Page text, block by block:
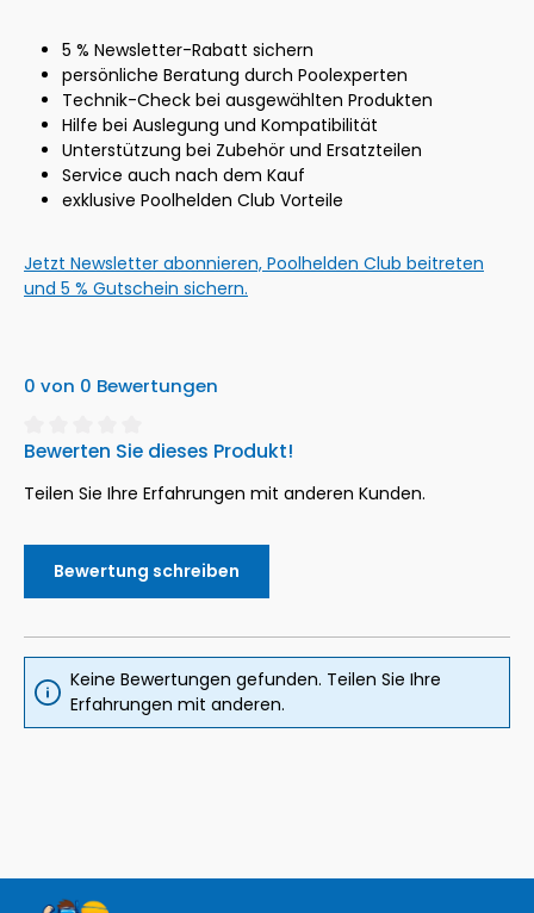
5 % Newsletter-Rabatt sichern
persönliche Beratung durch Poolexperten
Technik-Check bei ausgewählten Produkten
Hilfe bei Auslegung und Kompatibilität
Unterstützung bei Zubehör und Ersatzteilen
Service auch nach dem Kauf
exklusive Poolhelden Club Vorteile
Jetzt Newsletter abonnieren, Poolhelden Club beitreten
und 5 % Gutschein sichern.
0 von 0 Bewertungen
Durchschnittliche Bewertung von 0 von 5 Sternen
Bewerten Sie dieses Produkt!
Teilen Sie Ihre Erfahrungen mit anderen Kunden.
Bewertung schreiben
Keine Bewertungen gefunden. Teilen Sie Ihre
Erfahrungen mit anderen.